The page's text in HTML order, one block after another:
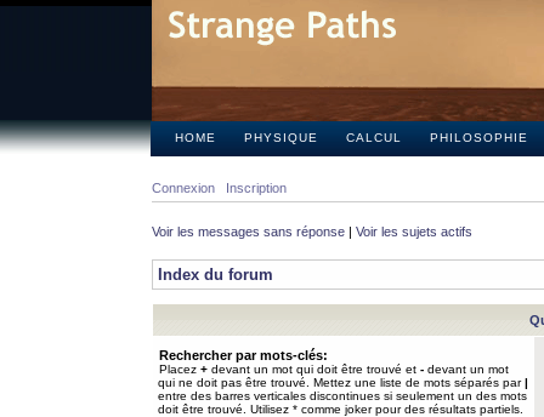
HOME PHYSIQUE CALCUL PHILOSOPHIE
Connexion Inscription
Voir les messages sans réponse | Voir les sujets actifs
Index du forum
Rechercher par mots-clés:
Placez + devant un mot qui doit être trouvé et - devant un mot
qui ne doit pas être trouvé. Mettez une liste de mots séparés par|
entre des barres verticales discontinues si seulement un des mots
doit être trouvé. Utilisez * comme joker pour des résultats partiels.